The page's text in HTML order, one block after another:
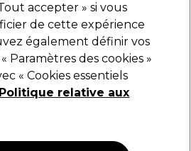
Beauté 100ml
EN LIGNE
accepter » si vous
de cette expérience
également définir vos
Paramètres des cookies »
« Cookies essentiels
Politique relative aux